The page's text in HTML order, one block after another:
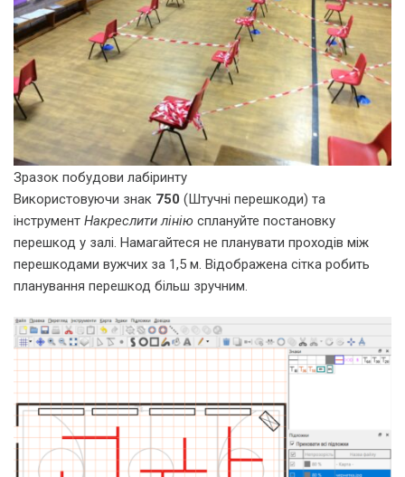
Зразок побудови лабіринту
Використовуючи знак 750 (Штучні перешкоди) та
інструмент Накреслити лінію сплануйте постановку
перешкод у залі. Намагайтеся не планувати проходів між
перешкодами вужчих за 1,5 м. Відображена сітка робить
планування перешкод більш зручним.